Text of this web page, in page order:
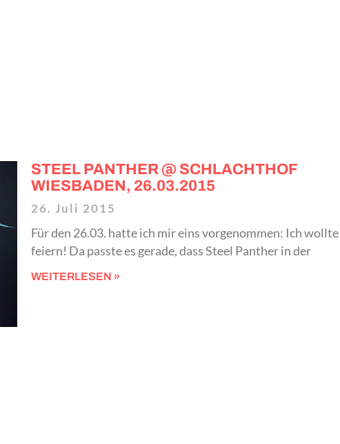
STEEL PANTHER @ SCHLACHTHOF
WIESBADEN, 26.03.2015
26. Juli 2015
Für den 26.03. hatte ich mir eins vorgenommen: Ich wollte
feiern! Da passte es gerade, dass Steel Panther in der
WEITERLESEN »